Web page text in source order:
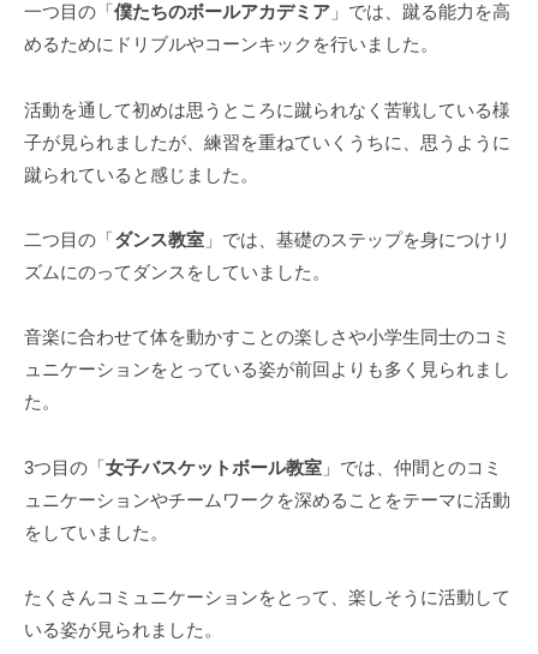
一つ目の「僕たちのボールアカデミア 」では、蹴る能力を高
めるためにドリブルやコーンキックを行いました。
活動を通して初めは思うところに蹴られなく苦戦している様
子が見られましたが、練習を重ねていくうちに、思うように
蹴られていると感じました。
二つ目の「ダンス教室 」では、基礎のステップを身につけリ
ズムにのってダンスをしていました。
音楽に合わせて体を動かすことの楽しさや小学生同士のコミ
ュニケーションをとっている姿が前回よりも多く見られまし
た。
3つ目の「女子バスケットボール教室 」では、仲間とのコミ
ュニケーションやチームワークを深めることをテーマに活動
をしていました。
たくさんコミュニケーションをとって、楽しそうに活動して
いる姿が見られました。